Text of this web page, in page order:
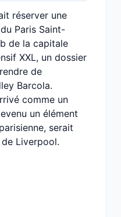
réserver une
Paris Saint-
de la capitale
XXL, un dossier
de
Barcola.
comme un
un élément
serait
Liverpool.